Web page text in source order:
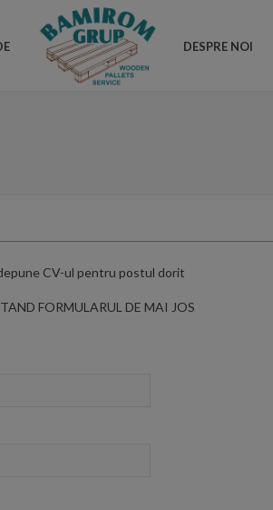
DESPRE NOI
CV-ul pentru postul dorit
FORMULARUL DE MAI JOS